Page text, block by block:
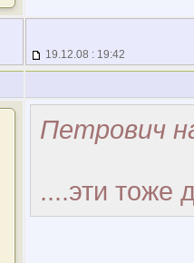
19.12.08 : 19:42
Петрович
....эти тоже